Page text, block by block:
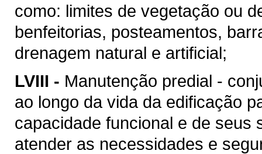
como: limites de vegetação ou
benfeitorias, posteamentos,
drenagem natural e artificial;
LVIII - Manutenção predial -
ao longo da vida da edificação
capacidade funcional e de seus
atender as necessidades e